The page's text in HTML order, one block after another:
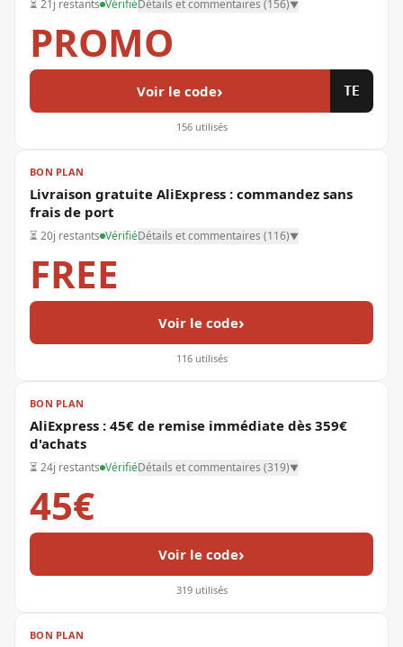
PROMO
⏳ 21j restants VérifiéDétails et commentaires (156)▼
Voir le code› TE
156utilisés
FREE
BON PLAN
Livraison gratuite AliExpress : commandez sans
frais de port
⏳ 20j restants VérifiéDétails et commentaires (116)▼
Voir le code›
116utilisés
45€
BON PLAN
AliExpress : 45€ de remise immédiate dès 359€
d'achats
⏳ 24j restants VérifiéDétails et commentaires (319)▼
Voir le code›
319utilisés
BON PLAN